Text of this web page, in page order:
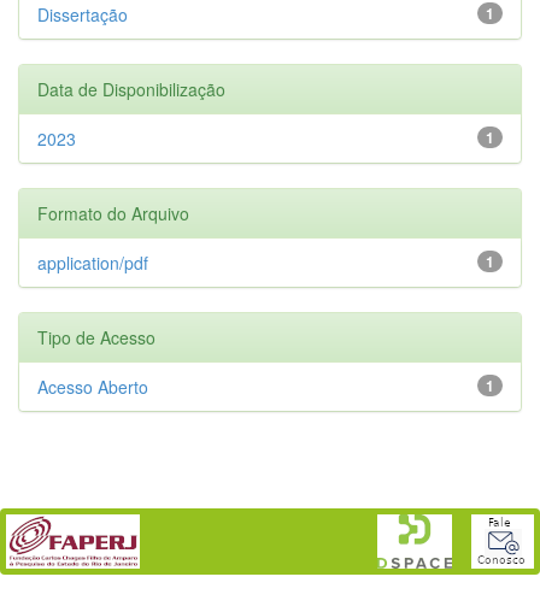
1
Dissertação
Data de Disponibilização
1
2023
Formato do Arquivo
1
application/pdf
Tipo de Acesso
1
Acesso Aberto